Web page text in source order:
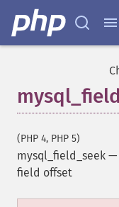
(PHP 4, PHP 5)
mysql_field_seek —
field offset